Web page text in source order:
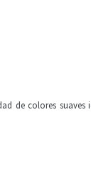
de colores suaves